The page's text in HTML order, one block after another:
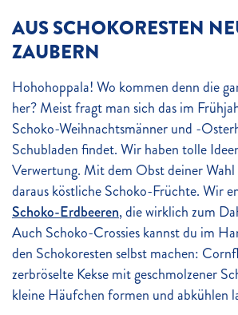
AUS SCHOKORESTEN
ZAUBERN
Hohohoppala! Wo kommen denn die
her? Meist fragt man sich das im
Schoko-Weihnachtsmänner und -
Schubladen findet. Wir haben tolle
Verwertung. Mit dem Obst deiner
daraus köstliche Schoko-Früchte. Wir
Schoko-Erdbeeren, die wirklich zum
Auch Schoko-Crossies kannst du im
den Schokoresten selbst machen:
zerbröselte Kekse mit geschmolzener
kleine Häufchen formen und abkühlen